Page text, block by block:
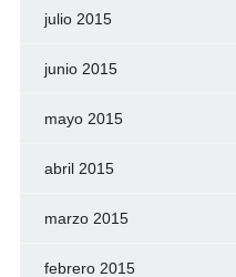
julio 2015
junio 2015
mayo 2015
abril 2015
marzo 2015
febrero 2015